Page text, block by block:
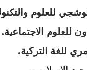
للعلوم
للعلوم الاجتماعية.
للغة التركية.